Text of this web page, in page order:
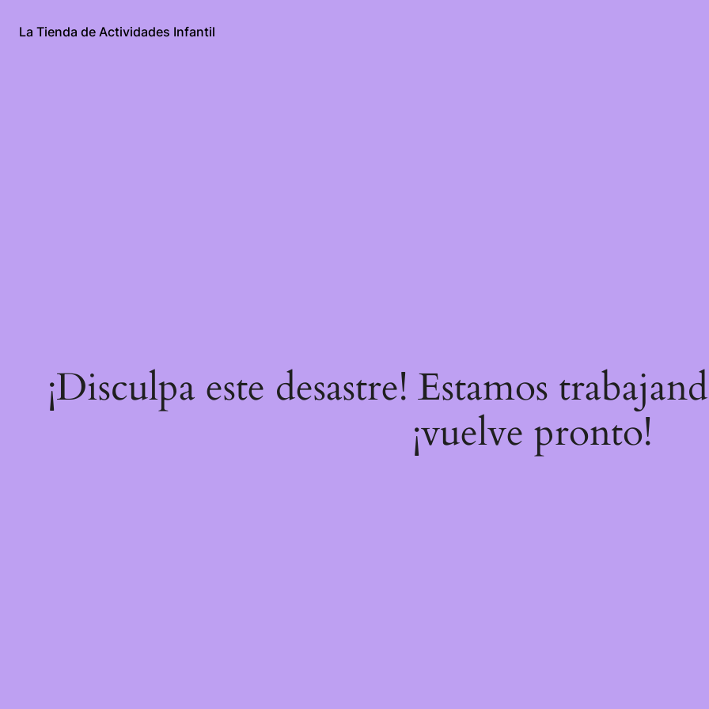
La Tienda de Actividades Infantil
¡Disculpa este desastre! Estamos
¡vuelve pronto!